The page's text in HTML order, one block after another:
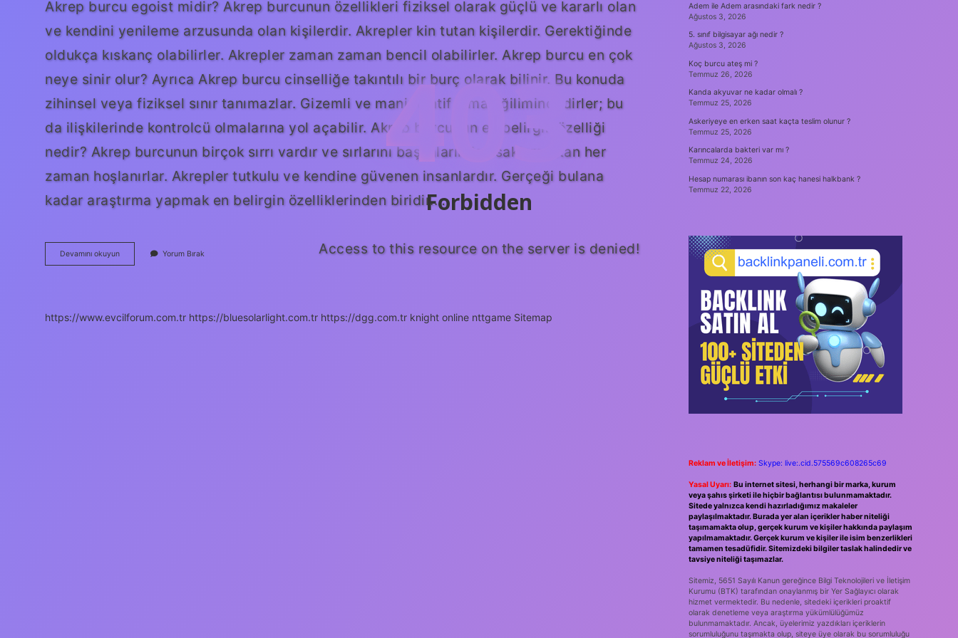
Akrep burcu egoist midir? Akrep burcunun özellikleri fiziksel olarak güçlü ve kararlı olan
ve kendini yenileme arzusunda olan kişilerdir. Akrepler kin tutan kişilerdir. Gerektiğinde
oldukça kıskanç olabilirler. Akrepler zaman zaman bencil olabilirler. Akrep burcu en çok
neye sinir olur? Ayrıca Akrep burcu cinselliğe takıntılı bir burç olarak bilinir. Bu konuda
zihinsel veya fiziksel sınır tanımazlar. Gizemli ve manipülatif olma eğilimindedirler; bu
da ilişkilerinde kontrolcü olmalarına yol açabilir. Akrep burcunun en belirgin özelliği
nedir? Akrep burcunun birçok sırrı vardır ve sırlarını başkalarından saklamaktan her
zaman hoşlanırlar. Akrepler tutkulu ve kendine güvenen insanlardır. Gerçeği bulana
kadar araştırma yapmak en belirgin özelliklerinden biridir.…
Devamını okuyunAkrep
Burcu
Yorum Bırak
https://www.evcilforum.com.tr https://bluesolarlight.com.tr https://dgg.com.tr knight online nttgame Sitemap
Adem ile Adem arasındaki fark nedir ?
Ağustos 3, 2026
5. sınıf bilgisayar ağı nedir ?
Ağustos 3, 2026
Koç burcu ateş mi ?
Temmuz 26, 2026
Kanda akyuvar ne kadar olmalı ?
Temmuz 25, 2026
Askeriyeye en erken saat kaçta teslim olunur ?
Temmuz 25, 2026
Karıncalarda bakteri var mı ?
Temmuz 24, 2026
Hesap numarası ibanın son kaç hanesi halkbank ?
Temmuz 22, 2026
Reklam ve İletişim: Skype: live:.cid.575569c608265c69
Yasal Uyarı: Bu internet sitesi, herhangi bir marka, kurum
veya şahıs şirketi ile hiçbir bağlantısı bulunmamaktadır.
Sitede yalnızca kendi hazırladığımız makaleler
paylaşılmaktadır. Burada yer alan içerikler haber niteliği
taşımamakta olup, gerçek kurum ve kişiler hakkında paylaşım
yapılmamaktadır. Gerçek kurum ve kişiler ile isim benzerlikleri
tamamen tesadüfidir. Sitemizdeki bilgiler taslak halindedir ve
tavsiye niteliği taşımazlar.
Sitemiz, 5651 Sayılı Kanun gereğince Bilgi Teknolojileri ve İletişim
Kurumu (BTK) tarafından onaylanmış bir Yer Sağlayıcı olarak
hizmet vermektedir. Bu nedenle, sitedeki içerikleri proaktif
olarak denetleme veya araştırma yükümlülüğümüz
bulunmamaktadır. Ancak, üyelerimiz yazdıkları içeriklerin
sorumluluğunu taşımakta olup, siteye üye olarak bu sorumluluğu
403
Forbidden
Access to this resource on the server is denied!